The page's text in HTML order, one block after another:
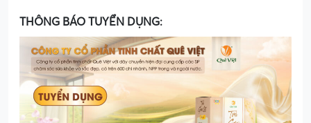
THÔNG BÁO TUYỂN DỤNG: